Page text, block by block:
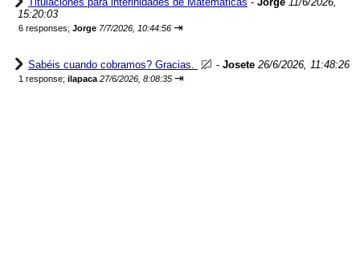
15:20:03
6 responses; Jorge 7/7/2026, 10:44:56 ⇥
Sabéis cuando cobramos? Gracias. - Josete 26/6/2026, 11:48:26
1 response; ilapaca 27/6/2026, 8:08:35 ⇥